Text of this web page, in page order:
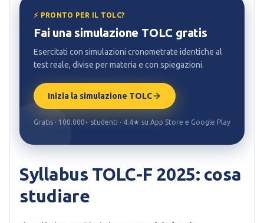
⚡ PRONTO PER IL TOLC?
Fai una simulazione TOLC gratis
Esercitati con simulazioni cronometrate identiche al
test reale, divise per materia e con spiegazioni.
Inizia la simulazione TOLC
Gratis · 100.000+ studenti · 4.4★ su App Store e Google Play
Syllabus TOLC-F 2025: cosa
studiare